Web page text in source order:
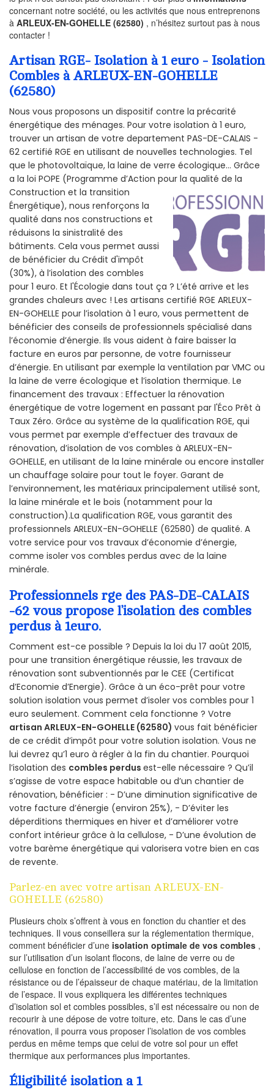
concernant notre société, ou les activités que nous entreprenons
à ARLEUX-EN-GOHELLE (62580) , n’hésitez surtout pas à nous
contacter !
Artisan RGE- Isolation à 1 euro - Isolation
Combles à ARLEUX-EN-GOHELLE
(62580)
Nous vous proposons un dispositif contre la précarité
énergétique des ménages. Pour votre isolation à 1 euro,
trouver un artisan de votre departement PAS-DE-CALAIS -
62 certifié RGE en utilisant de nouvelles technologies. Tel
que le photovoltaïque, la laine de verre écologique... Grâce
a la loi POPE (Programme d’Action pour la qualité de la
Construction et la transition
Énergétique), nous renforçons la
qualité dans nos constructions et
réduisons la sinistralité des
bâtiments. Cela vous permet aussi
de bénéficier du Crédit d'impôt
(30%), à l’isolation des combles
pour 1 euro. Et l'Écologie dans tout ça ? L’été arrive et les
grandes chaleurs avec ! Les artisans certifié RGE ARLEUX-
EN-GOHELLE pour l’isolation à 1 euro, vous permettent de
bénéficier des conseils de professionnels spécialisé dans
l’économie d’énergie. Ils vous aident à faire baisser la
facture en euros par personne, de votre fournisseur
d’énergie. En utilisant par exemple la ventilation par VMC ou
la laine de verre écologique et l’isolation thermique. Le
financement des travaux : Effectuer la rénovation
énergétique de votre logement en passant par l'Éco Prêt à
Taux Zéro. Grâce au système de la qualification RGE, qui
vous permet par exemple d’effectuer des travaux de
rénovation, d’isolation de vos combles à ARLEUX-EN-
GOHELLE, en utilisant de la laine minérale ou encore installer
un chauffage solaire pour tout le foyer. Garant de
l’environnement, les matériaux principalement utilisé sont,
la laine minérale et le bois (notamment pour la
construction).La qualification RGE, vous garantit des
professionnels ARLEUX-EN-GOHELLE (62580) de qualité. A
votre service pour vos travaux d’économie d’énergie,
comme isoler vos combles perdus avec de la laine
minérale.
Professionnels rge des PAS-DE-CALAIS
-62 vous propose l’isolation des combles
perdus à 1euro.
Comment est-ce possible ? Depuis la loi du 17 août 2015,
pour une transition énergétique réussie, les travaux de
rénovation sont subventionnés par le CEE (Certificat
d’Economie d’Energie). Grâce à un éco-prêt pour votre
solution isolation vous permet d’isoler vos combles pour 1
euro seulement. Comment cela fonctionne ? Votre
artisan ARLEUX-EN-GOHELLE (62580) vous fait bénéficier
de ce crédit d’impôt pour votre solution isolation. Vous ne
lui devrez qu’1 euro à régler à la fin du chantier. Pourquoi
l’isolation des combles perdus est-elle nécessaire ? Qu’il
s’agisse de votre espace habitable ou d’un chantier de
rénovation, bénéficier : - D’une diminution significative de
votre facture d’énergie (environ 25%), - D’éviter les
déperditions thermiques en hiver et d’améliorer votre
confort intérieur grâce à la cellulose, - D’une évolution de
votre barème énergétique qui valorisera votre bien en cas
de revente.
Parlez-en avec votre artisan ARLEUX-EN-
GOHELLE (62580)
Plusieurs choix s’offrent à vous en fonction du chantier et des
techniques. Il vous conseillera sur la réglementation thermique,
comment bénéficier d’une isolation optimale de vos combles ,
sur l’utilisation d’un isolant flocons, de laine de verre ou de
cellulose en fonction de l’accessibilité de vos combles, de la
résistance ou de l’épaisseur de chaque matériau, de la limitation
de l’espace. Il vous expliquera les différentes techniques
d’isolation sol et combles possibles, s’il est nécessaire ou non de
recourir à une dépose de votre toiture, etc. Dans le cas d’une
rénovation, il pourra vous proposer l’isolation de vos combles
perdus en même temps que celui de votre sol pour un effet
thermique aux performances plus importantes.
Éligibilité isolation a 1